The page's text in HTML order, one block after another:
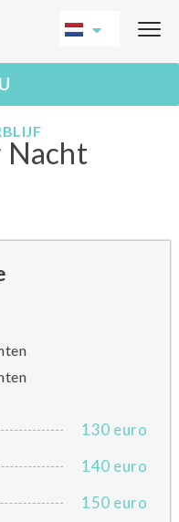
Nacht
130 euro
140 euro
150 euro